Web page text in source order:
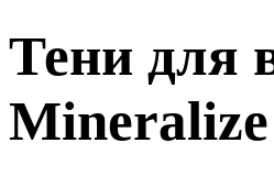
Тени для
Mineralize